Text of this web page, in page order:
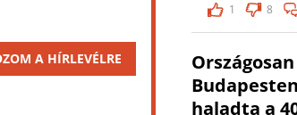
A HÍRLEVÉLRE
1
8
haladta a